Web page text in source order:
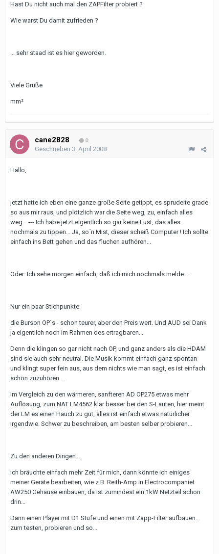
Hast Du nicht auch mal den ZAPFilter probiert ?
Wie warst Du damit zufrieden ?
... sehr staad ist es hier geworden.
Viele Grüße
mm²
cane2828 0
Geschrieben 3. April 2008
Hallo,
jetzt hatte ich eben eine ganze große Seite getippt, es sprudelte grade
so aus mir raus, und plötzlich war die Seite weg, zu, einfach alles
weg... --- Ich habe jetzt eigentlich so gar keine Lust, das alles
nochmals zu tippen... Ja, so´n Mist, dieser scheiß Computer ! Ich sollte
einfach ins Bett gehen und das fluchen aufhören...
Oder: Ich sehe morgen einfach, daß ich mich nochmals melde....
Nur ein paar Stichpunkte:
die Burson OP´s - schon teurer, aber den Preis wert. Und AUD sei Dank
ja eigentlich noch im Rahmen des ertragbaren...
Denn die klingen so gar nicht nach OP, und ganz anders als die HDAM
sind sie auch sehr neutral. Die Musik kommt einfach ganz spontan
und klingt super fein aus, aus dem nichts wie man sagt, es ist einfach
schön zuzuhören...
Im Vergleich zu den wärmeren, sanfteren AD OP275 etwas mehr
Auflösung, zum NAT LM4562 klar besser bei den S-Lauten, hier meint
der LM es einen Hauch zu gut, alles ist einfach etwas natürlicher
irgendwie. Schwer zu beschreiben, am besten selber probieren...
Zu den anderen Dingen...
Ich bräuchte einfach mehr Zeit für mich, dann könnte ich einiges
meiner Geräte bearbeiten, wie z.B. Reith-Amp in Electrocompaniet
AW250 Gehäuse einbauen, da ist zumindest ein 1kW Netzteil schon
drin...
Dann einen Player mit D1 Stufe und einen mit Zapp-Filter aufbauen...
zum testen, probieren und so...